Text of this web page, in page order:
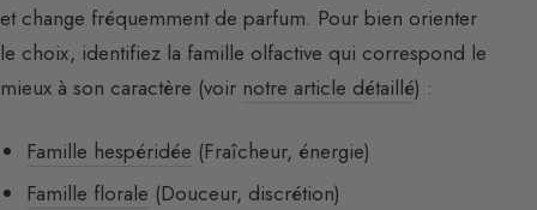
et change fréquemment de parfum. Pour bien orienter
le choix, identifiez la famille olfactive qui correspond le
mieux à son caractère (voir notre article détaillé) :
Famille hespéridée (Fraîcheur, énergie)
Famille florale (Douceur, discrétion)